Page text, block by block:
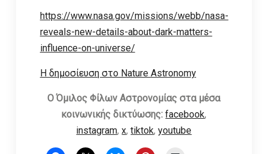
https://www.nasa.gov/missions/webb/nasa-
reveals-new-details-about-dark-matters-
influence-on-universe/
Η δημοσίευση στο Nature Astronomy
Ο Όμιλος Φίλων Αστρονομίας στα μέσα
κοινωνικής δικτύωσης:facebook,
instagram,x,tiktok,youtube